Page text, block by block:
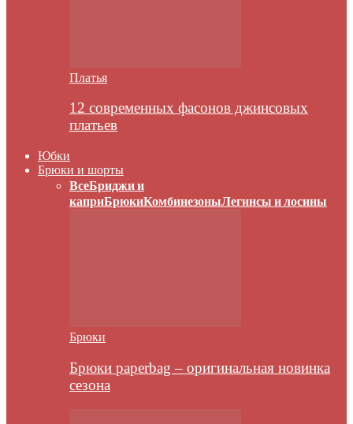
Платья
12 современных фасонов джинсовых
платьев
Юбки
Брюки и шорты
ВсеБриджи и
каприБрюкиКомбинезоныЛегинсы и лосины
Брюки
Брюки paperbag – оригинальная новинка
сезона